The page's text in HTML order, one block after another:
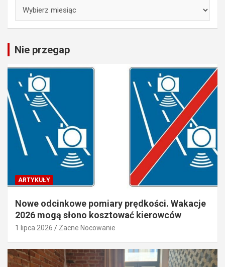
Nie przegap
ARTYKUŁY
Nowe odcinkowe pomiary prędkości. Wakacje
2026 mogą słono kosztować kierowców
1 lipca 2026 Zacne Nocowanie